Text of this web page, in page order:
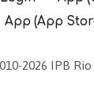
App (App
2026 IPB Rio